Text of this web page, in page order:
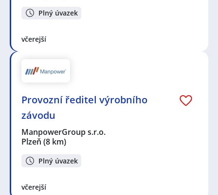
Plný úvazek
včerejší
Provozní ředitel výrobního
závodu
ManpowerGroup s.r.o.
Plzeň (8 km)
Plný úvazek
včerejší